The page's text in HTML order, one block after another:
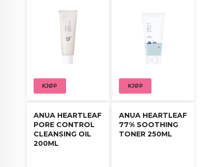
KJØP KJØP
ANUA HEARTLEAF
PORE CONTROL
CLEANSING OIL
200ML
ANUA HEARTLEAF
77% SOOTHING
TONER 250ML